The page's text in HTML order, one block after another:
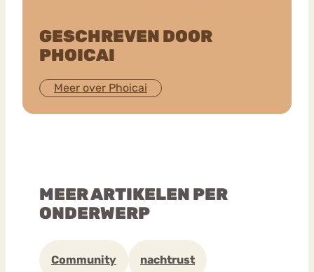
GESCHREVEN DOOR
PHOICAI
Meer over Phoicai
MEER ARTIKELEN PER
ONDERWERP
Community nachtrust